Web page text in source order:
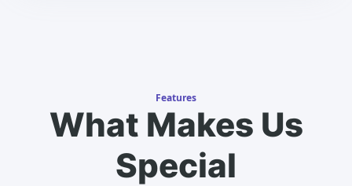
Features
What Makes Us
Special